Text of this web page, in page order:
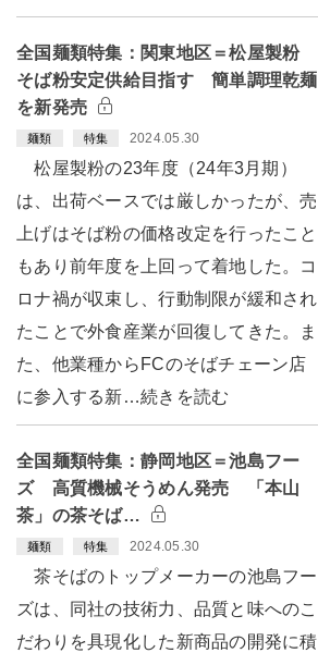
全国麺類特集：関東地区＝松屋製粉
そば粉安定供給目指す 簡単調理乾麺
を新発売
麺類 特集 2024.05.30
松屋製粉の23年度（24年3月期）
は、出荷ベースでは厳しかったが、売
上げはそば粉の価格改定を行ったこと
もあり前年度を上回って着地した。コ
ロナ禍が収束し、行動制限が緩和され
たことで外食産業が回復してきた。ま
た、他業種からFCのそばチェーン店
に参入する新…続きを読む
全国麺類特集：静岡地区＝池島フー
ズ 高質機械そうめん発売 「本山
茶」の茶そば…
麺類 特集 2024.05.30
茶そばのトップメーカーの池島フー
ズは、同社の技術力、品質と味へのこ
だわりを具現化した新商品の開発に積